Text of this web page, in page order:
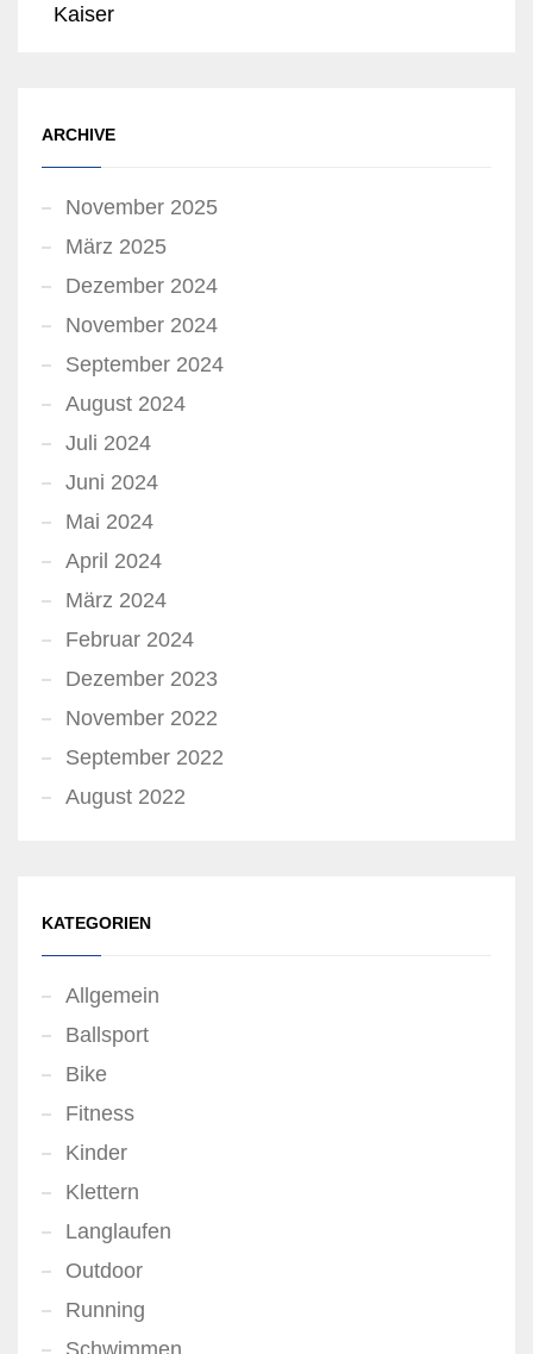
Kaiser
ARCHIVE
November 2025
März 2025
Dezember 2024
November 2024
September 2024
August 2024
Juli 2024
Juni 2024
Mai 2024
April 2024
März 2024
Februar 2024
Dezember 2023
November 2022
September 2022
August 2022
KATEGORIEN
Allgemein
Ballsport
Bike
Fitness
Kinder
Klettern
Langlaufen
Outdoor
Running
Schwimmen